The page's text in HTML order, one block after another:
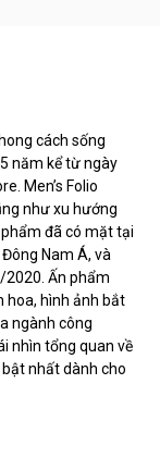
cách sống
năm kể từ ngày
Men’s Folio
như xu hướng
đã có mặt tại
Nam Á, và
Ấn phẩm
hoa, hình ảnh bắt
ngành công
nhìn tổng quan về
nhất dành cho